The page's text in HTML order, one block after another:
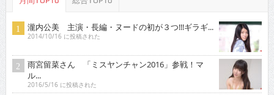
瀧内公美 主演・長編・ヌードの初が３つ!!!ギラギ...
2014/10/16 に投稿された
雨宮留菜さん 「ミスヤンチャン2016」参戦！マ
ル...
2016/5/16 に投稿された